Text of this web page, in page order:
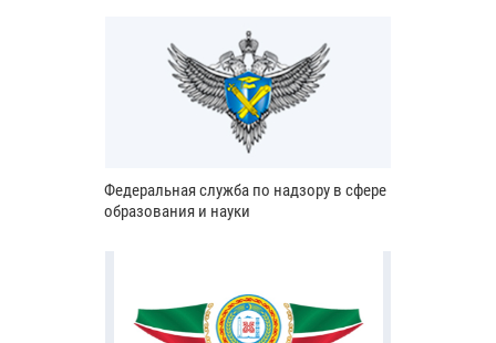
Федеральная служба по надзору в сфере
образования и науки